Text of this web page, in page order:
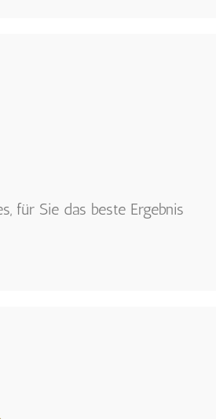
für Sie das beste Ergebnis